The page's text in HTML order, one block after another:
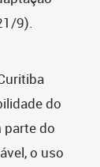
9).
do
parte do
o uso